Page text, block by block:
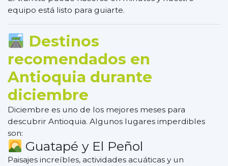
equipo está listo para guiarte.
Destinos
recomendados en
Antioquia durante
diciembre
Diciembre es uno de los mejores meses para
descubrir Antioquia. Algunos lugares imperdibles
son:
Guatapé y El Peñol
Paisajes increíbles, actividades acuáticas y un